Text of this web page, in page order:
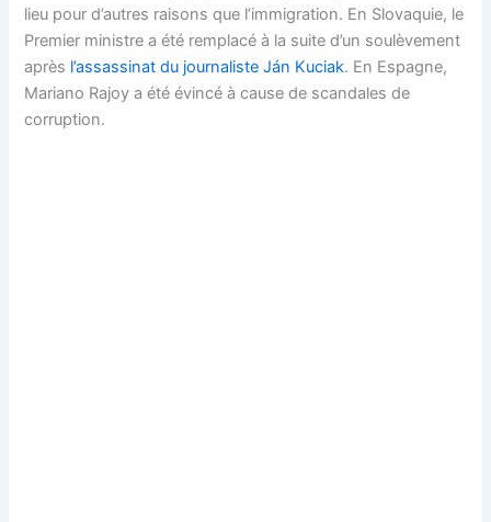
lieu pour d’autres raisons que l’immigration. En Slovaquie, le
Premier ministre a été remplacé à la suite d’un soulèvement
après l’assassinat du journaliste Ján Kuciak. En Espagne,
Mariano Rajoy a été évincé à cause de scandales de
corruption.